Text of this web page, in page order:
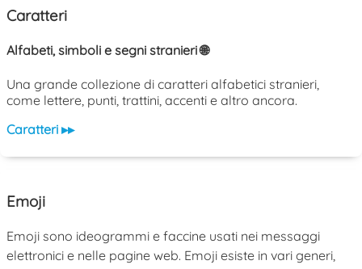
Caratteri
Alfabeti, simboli e segni stranieri 🌐
Una grande collezione di caratteri alfabetici stranieri,
come lettere, punti, trattini, accenti e altro ancora.
Caratteri ▸▸
Emoji
Emoji sono ideogrammi e faccine usati nei messaggi
elettronici e nelle pagine web. Emoji esiste in vari generi,